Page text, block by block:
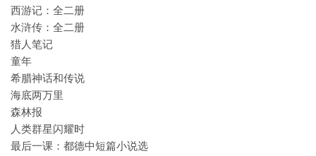
西游记：全二册
水浒传：全二册
猎人笔记
童年
希腊神话和传说
海底两万里
森林报
人类群星闪耀时
最后一课：都德中短篇小说选